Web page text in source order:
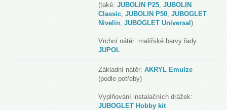
(také: JUBOLIN P25 JUBOLIN
Classic JUBOLIN P50 JUBOGLET
Nivelin JUBOGLET Universal)
Vrchní nátěr: malířské barvy řady
JUPOL
Základní nátěr: AKRYL Emulze
(podle potřeby)
Vyplňování instalačních drážek:
JUBOGLET Hobby kit